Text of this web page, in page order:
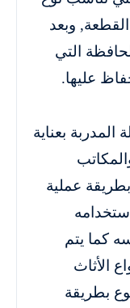
وبعد
التي
عليها.
بعناية
عملية
كما يتم
الأثاث
بطريقة